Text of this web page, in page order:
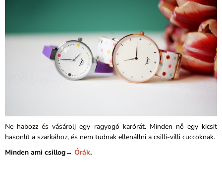
Ne habozz és vásárolj egy ragyogó karórát. Minden nő egy kicsit
hasonlít a szarkához, és nem tudnak ellenállni a csilli-villi cuccoknak.
Minden ami csillog→ Órák.